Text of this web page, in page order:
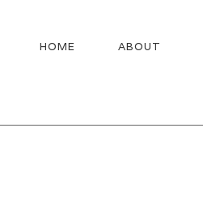
HOME ABOUT